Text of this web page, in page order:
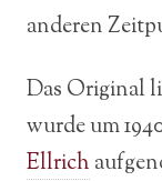
anderen
Das Original
wurde um
Ellrich